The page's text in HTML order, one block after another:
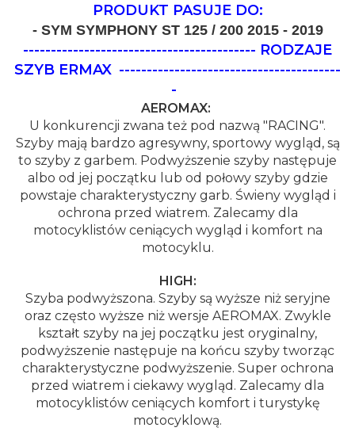
PRODUKT PASUJE DO:
- SYM SYMPHONY ST 125 / 200 2015 - 2019
------------------------------------------ RODZAJE
SZYB ERMAX ----------------------------------------
-
AEROMAX:
U konkurencji zwana też pod nazwą "RACING".
Szyby mają bardzo agresywny, sportowy wygląd, są
to szyby z garbem. Podwyższenie szyby następuje
albo od jej początku lub od połowy szyby gdzie
powstaje charakterystyczny garb. Świeny wygląd i
ochrona przed wiatrem. Zalecamy dla
motocyklistów ceniących wygląd i komfort na
motocyklu.
HIGH:
Szyba podwyższona. Szyby są wyższe niż seryjne
oraz często wyższe niż wersje AEROMAX. Zwykle
kształt szyby na jej początku jest oryginalny,
podwyższenie następuje na końcu szyby tworząc
charakterystyczne podwyższenie. Super ochrona
przed wiatrem i ciekawy wygląd. Zalecamy dla
motocyklistów ceniących komfort i turystykę
motocyklową.